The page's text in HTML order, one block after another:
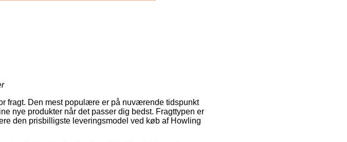
fragt. Den mest populære er på nuværende tidspunkt
nye produkter når det passer dig bedst. Fragttypen er
den prisbilligste leveringsmodel ved køb af Howling